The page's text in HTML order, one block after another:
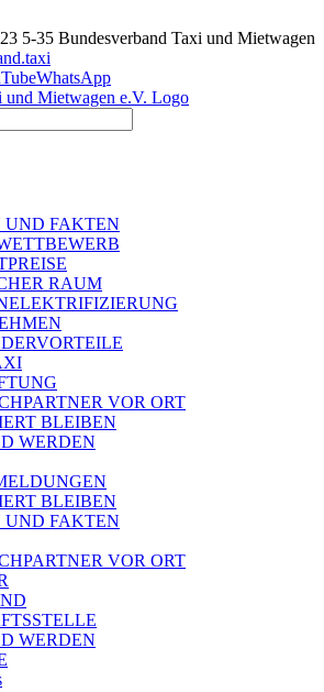
5-35 Bundesverband Taxi und Mietwagen
WhatsApp
UND FAKTEN
RAUM
VOR ORT
BLEIBEN
WERDEN
BLEIBEN
UND FAKTEN
VOR ORT
WERDEN